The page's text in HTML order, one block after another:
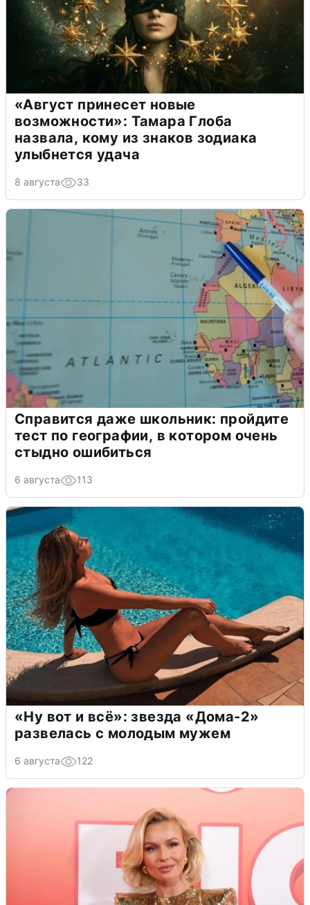
«Август принесет новые
возможности»: Тамара Глоба
назвала, кому из знаков зодиака
улыбнется удача
8 августа 33
Справится даже школьник: пройдите
тест по географии, в котором очень
стыдно ошибиться
6 августа 113
«Ну вот и всё»: звезда «Дома-2»
развелась с молодым мужем
6 августа 122